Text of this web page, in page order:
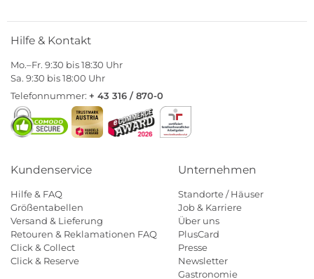
Hilfe & Kontakt
Mo.–Fr. 9:30 bis 18:30 Uhr
Sa. 9:30 bis 18:00 Uhr
Telefonnummer: + 43 316 / 870-0
Kundenservice
Hilfe & FAQ
Größentabellen
Versand & Lieferung
Retouren & Reklamationen FAQ
Click & Collect
Click & Reserve
Unternehmen
Standorte / Häuser
Job & Karriere
Über uns
PlusCard
Presse
Newsletter
Gastronomie